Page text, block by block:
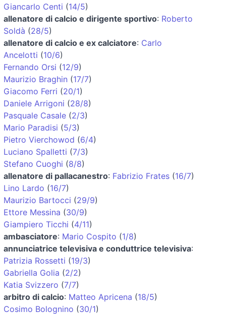
Giancarlo Centi (14/5)
allenatore di calcio e dirigente sportivo: Roberto
Soldà (28/5)
allenatore di calcio e ex calciatore: Carlo
Ancelotti (10/6)
Fernando Orsi (12/9)
Maurizio Braghin (17/7)
Giacomo Ferri (20/1)
Daniele Arrigoni (28/8)
Pasquale Casale (2/3)
Mario Paradisi (5/3)
Pietro Vierchowod (6/4)
Luciano Spalletti (7/3)
Stefano Cuoghi (8/8)
allenatore di pallacanestro: Fabrizio Frates (16/7)
Lino Lardo (16/7)
Maurizio Bartocci (29/9)
Ettore Messina (30/9)
Giampiero Ticchi (4/11)
ambasciatore: Mario Cospito (1/8)
annunciatrice televisiva e conduttrice televisiva:
Patrizia Rossetti (19/3)
Gabriella Golia (2/2)
Katia Svizzero (7/7)
arbitro di calcio: Matteo Apricena (18/5)
Cosimo Bolognino (30/1)